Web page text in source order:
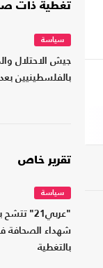
تغطية ذات
سياسة
جيش الاحتلال
بالفلسطينيين
تقرير خاص
سياسة
"عربي21"
شهداء الصحافة
بالتغطية